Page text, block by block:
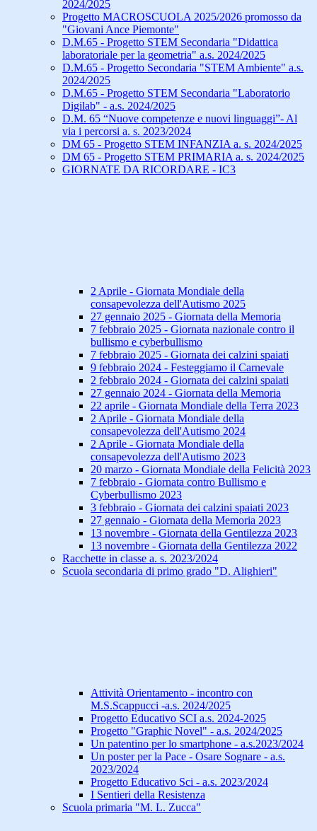
2024/2025
Progetto MACROSCUOLA 2025/2026 promosso da
"Giovani Ance Piemonte"
D.M.65 - Progetto STEM Secondaria "Didattica
laboratoriale per la geometria" a.s. 2024/2025
D.M.65 - Progetto Secondaria "STEM Ambiente" a.s.
2024/2025
D.M.65 - Progetto STEM Secondaria "Laboratorio
Digilab" - a.s. 2024/2025
D.M. 65 “Nuove competenze e nuovi linguaggi”- Al
via i percorsi a. s. 2023/2024
DM 65 - Progetto STEM INFANZIA a. s. 2024/2025
DM 65 - Progetto STEM PRIMARIA a. s. 2024/2025
GIORNATE DA RICORDARE - IC3
2 Aprile - Giornata Mondiale della
consapevolezza dell'Autismo 2025
27 gennaio 2025 - Giornata della Memoria
7 febbraio 2025 - Giornata nazionale contro il
bullismo e cyberbullismo
7 febbraio 2025 - Giornata dei calzini spaiati
9 febbraio 2024 - Festeggiamo il Carnevale
2 febbraio 2024 - Giornata dei calzini spaiati
27 gennaio 2024 - Giornata della Memoria
22 aprile - Giornata Mondiale della Terra 2023
2 Aprile - Giornata Mondiale della
consapevolezza dell'Autismo 2024
2 Aprile - Giornata Mondiale della
consapevolezza dell'Autismo 2023
20 marzo - Giornata Mondiale della Felicità 2023
7 febbraio - Giornata contro Bullismo e
Cyberbullismo 2023
3 febbraio - Giornata dei calzini spaiati 2023
27 gennaio - Giornata della Memoria 2023
13 novembre - Giornata della Gentilezza 2023
13 novembre - Giornata della Gentilezza 2022
Racchette in classe a. s. 2023/2024
Scuola secondaria di primo grado "D. Alighieri"
Attività Orientamento - incontro con
M.S.Scappucci -a.s. 2024/2025
Progetto Educativo SCI a.s. 2024-2025
Progetto "Graphic Novel" - a.s. 2024/2025
Un patentino per lo smartphone - a.s.2023/2024
Un poster per la Pace - Osare Sognare - a.s.
2023/2024
Progetto Educativo Sci - a.s. 2023/2024
I Sentieri della Resistenza
Scuola primaria "M. L. Zucca"